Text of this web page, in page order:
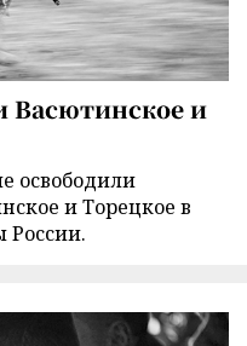
Васютинское и
освободили
и Торецкое в